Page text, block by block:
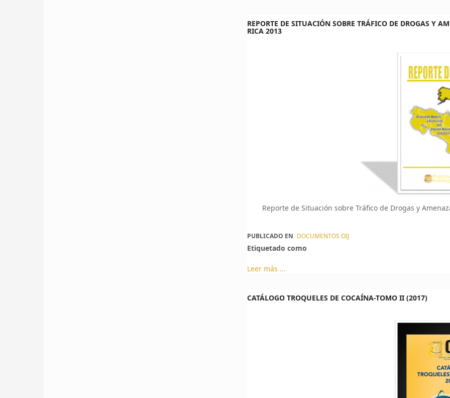
REPORTE DE SITUACIÓN SOBRE TRÁFICO DE DROGAS Y
RICA 2013
Reporte de Situación sobre Tráfico de Drogas y
PUBLICADO EN DOCUMENTOS OIJ
Etiquetado como
Leer más ...
CATÁLOGO TROQUELES DE COCAÍNA-TOMO II (2017)